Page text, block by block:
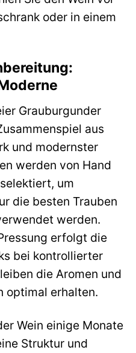
oder in einem
Grauburgunder
aus
und modernster
werden von Hand
um
die besten Trauben
werden.
erfolgt die
bei kontrollierter
die Aromen und
optimal erhalten.
Wein einige Monate
Struktur und